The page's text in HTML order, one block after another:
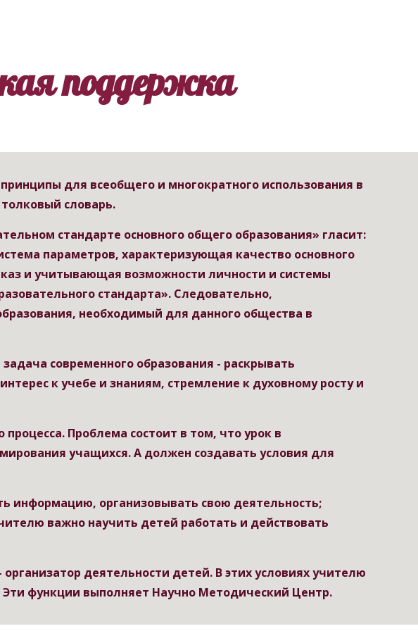
поддержка
для всеобщего и многократного использования в
словарь.
стандарте основного общего образования» гласит:
параметров, характеризующая качество основного
и учитывающая возможности личности и системы
стандарта». Следовательно,
необходимый для данного общества в
современного образования - раскрывать
к учебе и знаниям, стремление к духовному росту и
Проблема состоит в том, что урок в
учащихся. А должен создавать условия для
информацию, организовывать свою деятельность;
важно научить детей работать и действовать
деятельности детей. В этих условиях учителю
функции выполняет Научно Методический Центр.